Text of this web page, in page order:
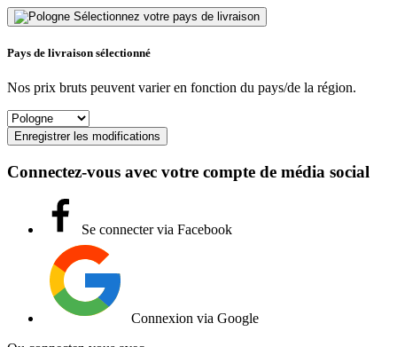
Sélectionnez votre pays de livraison
Pays de livraison sélectionné
Nos prix bruts peuvent varier en fonction du pays/de la région.
Enregistrer les modifications
Connectez-vous avec votre compte de média social
Se connecter via Facebook
Connexion via Google